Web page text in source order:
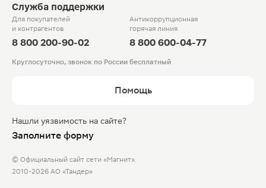
Служба поддержки
Для покупателей
и контрагентов
8 800 200-90-02
Антикоррупционная
горячая линия
8 800 600-04-77
Круглосуточно, звонок по России бесплатный
Помощь
Нашли уязвимость на сайте?
Заполните форму
© Официальный сайт сети «Магнит».
2010-2026 АО «Тандер»